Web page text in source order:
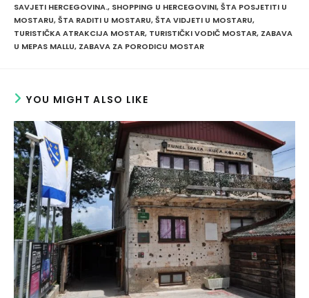
SAVJETI HERCEGOVINA., SHOPPING U HERCEGOVINI,ŠTA POSJETITI U
MOSTARU,ŠTA RADITI U MOSTARU,ŠTA VIDJETI U MOSTARU,
TURISTIČKA ATRAKCIJA MOSTAR, TURISTIČKI VODIČ MOSTAR, ZABAVA
U MEPAS MALLU, ZABAVA ZA PORODICU MOSTAR
YOU MIGHT ALSO LIKE